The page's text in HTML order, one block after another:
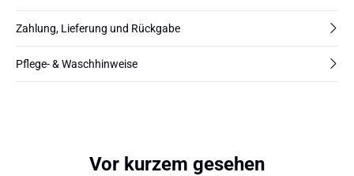
Zahlung, Lieferung und Rückgabe
Pflege- & Waschhinweise
Vor kurzem gesehen